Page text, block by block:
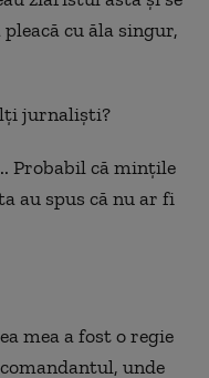
cu ăla singur,
jurnaliști?
Probabil că mințile
au spus că nu ar fi
mea a fost o regie
unde